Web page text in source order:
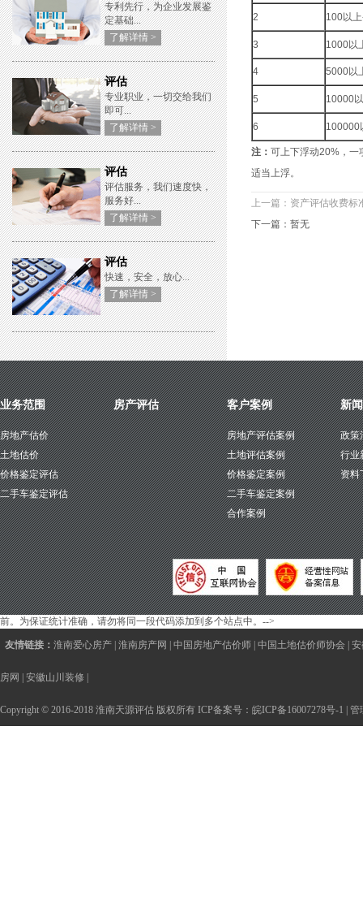
专利先行，为企业发展鉴
定基础...
了解详情 >
评估
专业职业，一切交给我们
即可...
了解详情 >
评估
评估服务，我们速度快，
服务好...
了解详情 >
评估
快速，安全，放心...
了解详情 >
2 100以
3 1000以
4 5000以
5 10000
6 100000
注： 可上下浮动20%，一
适当上浮。
上一篇：资产评估收费标
下一篇：暂无
业务范围
房地产估价
土地估价
价格鉴定评估
二手车鉴定评估
房产评估 客户案例
房地产评估案例
土地评估案例
价格鉴定案例
二手车鉴定案例
合作案例
新
政策
行业
资料
前。为保证统计准确，请勿将同一段代码添加到多个站点中。-->
友情链接： 淮南爱心房产 淮南房产网 中国房地产估价师 中国土地估价师协会
房网 安徽山川装修
Copyright © 2016-2018 淮南天源评估 版权所有 ICP备案号： 皖ICP备16007278号-1 管